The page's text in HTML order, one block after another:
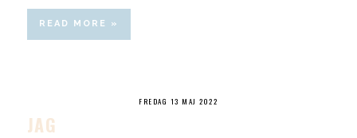
READ MORE »
FREDAG 13 MAJ 2022
JAG